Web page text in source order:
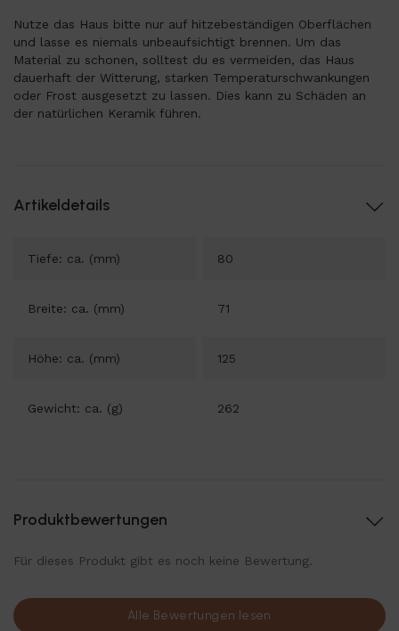
Nutze das Haus bitte nur auf hitzebeständigen Oberflächen
und lasse es niemals unbeaufsichtigt brennen. Um das
Material zu schonen, solltest du es vermeiden, das Haus
dauerhaft der Witterung, starken Temperaturschwankungen
oder Frost ausgesetzt zu lassen. Dies kann zu Schäden an
der natürlichen Keramik führen.
Artikeldetails
Tiefe: ca. (mm) 80
Breite: ca. (mm) 71
Höhe: ca. (mm) 125
Gewicht: ca. (g) 262
Produktbewertungen
Für dieses Produkt gibt es noch keine Bewertung.
Alle Bewertungen lesen